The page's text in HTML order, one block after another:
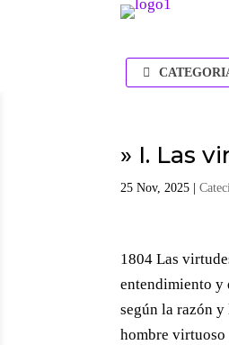
» I. Las
25 Nov, 2025 |
1804 Las
entendimiento y
según la razón
hombre virtuoso